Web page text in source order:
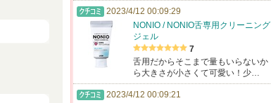
2023/4/12 00:09:29
NONIO / NONIO舌専用クリーニング
ジェル
7
舌用だからそこまで量もいらないか
ら大きさが小さくて可愛い！少…
2023/4/12 00:09:21